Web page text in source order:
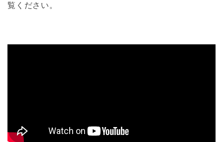
覧ください。